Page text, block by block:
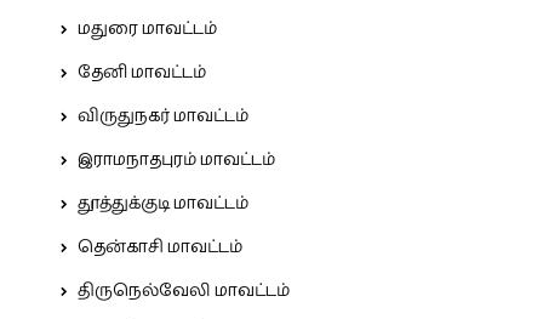
மதுரை மாவட்டம்
தேனி மாவட்டம்
விருதுநகர் மாவட்டம்
இராமநாதபுரம் மாவட்டம்
தூத்துக்குடி மாவட்டம்
தென்காசி மாவட்டம்
திருநெல்வேலி மாவட்டம்